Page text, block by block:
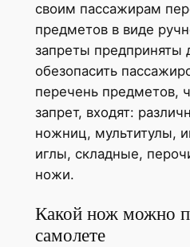
своим пассажирам
предметов в виде
запреты предприняты
обезопасить
перечень предметов,
запрет, входят:
ножниц, мультитулы,
иглы, складные,
ножи.
Какой нож можно
самолете